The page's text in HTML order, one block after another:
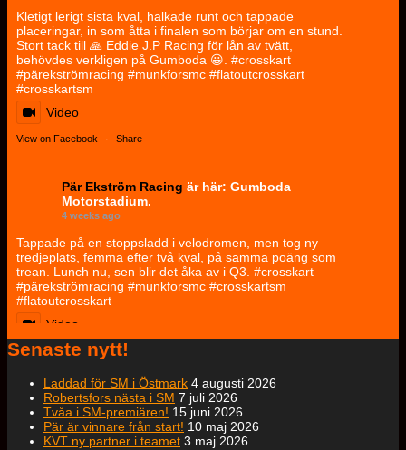
Kletigt lerigt sista kval, halkade runt och tappade
placeringar, in som åtta i finalen som börjar om en stund.
Stort tack till 🙏 Eddie J.P Racing för lån av tvätt,
behövdes verkligen på Gumboda 😀. #crosskart
#pärekströmracing #munkforsmc #flatoutcrosskart
#crosskartsm
Video
View on Facebook · Share
Pär Ekström Racing är här: Gumboda
Motorstadium.
4 weeks ago
Tappade på en stoppsladd i velodromen, men tog ny
tredjeplats, femma efter två kval, på samma poäng som
trean. Lunch nu, sen blir det åka av i Q3. #crosskart
#pärekströmracing #munkforsmc #crosskartsm
#flatoutcrosskart
Video
View on Facebook · Share
Senaste nytt!
Laddad för SM i Östmark 4 augusti 2026
Robertsfors nästa i SM 7 juli 2026
Tvåa i SM-premiären! 15 juni 2026
Pär är vinnare från start! 10 maj 2026
KVT ny partner i teamet 3 maj 2026